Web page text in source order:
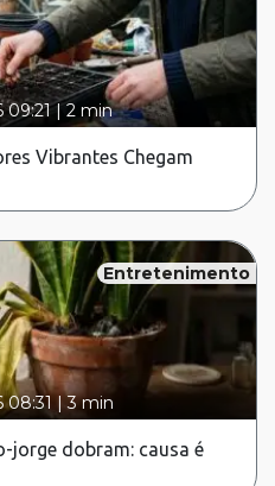
09:21|2 min
Vibrantes Chegam
Entretenimento
|3 min
jorge dobram: causa é